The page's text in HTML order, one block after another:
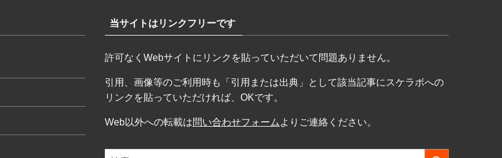
当サイトはリンクフリーです
許可なくWebサイトにリンクを貼っていただいて問題ありません。
引用、画像等のご利用時も「引用または出典」として該当記事にスケラボへの
リンクを貼っていただければ、OKです。
Web以外への転載は問い合わせフォーム よりご連絡ください。